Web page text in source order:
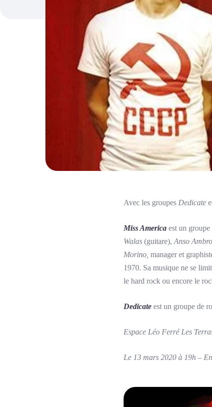
Avec les groupes Dedicate
Miss America est un
Walas (guitare), Anso
Morino, manager et
1970. Sa musique ne se
le hard rock ou encore le
Dedicate est un groupe de
Espace Léo Ferré Les
Le 13 mars 2020 à 19h –